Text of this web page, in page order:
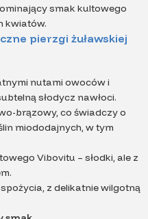
smak kultowego
kwiatów.
pierzgi żuławskiej
nutami owoców i
słodycz nawłoci.
brązowy, co świadczy o
miododajnych, w tym
Vibovitu – słodki, ale z
spożycia, z delikatnie wilgotną